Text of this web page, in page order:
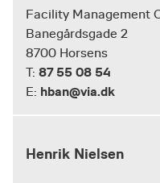
Facility Management
Banegårdsgade 2
8700 Horsens
T: 87 55 08 54
E: hban@via.dk
Henrik Nielsen